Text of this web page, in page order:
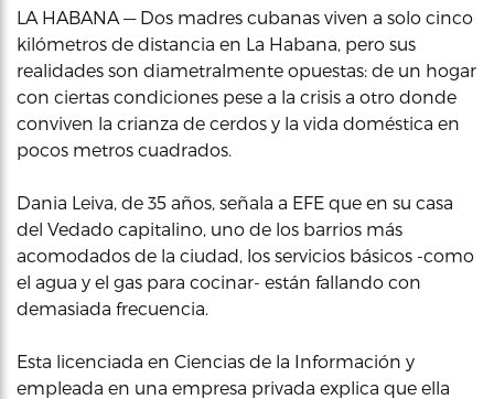
LA HABANA — Dos madres cubanas viven a solo cinco
kilómetros de distancia en La Habana, pero sus
realidades son diametralmente opuestas: de un hogar
con ciertas condiciones pese a la crisis a otro donde
conviven la crianza de cerdos y la vida doméstica en
pocos metros cuadrados.
Dania Leiva, de 35 años, señala a EFE que en su casa
del Vedado capitalino, uno de los barrios más
acomodados de la ciudad, los servicios básicos -como
el agua y el gas para cocinar- están fallando con
demasiada frecuencia.
Esta licenciada en Ciencias de la Información y
empleada en una empresa privada explica que ella